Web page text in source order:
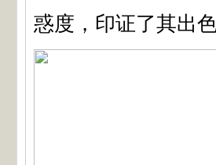
惑度，印证了其出